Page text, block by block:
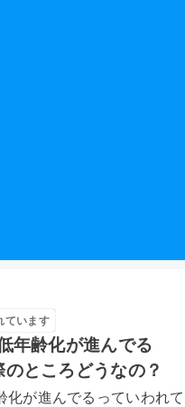
ています
年齢化が進んでる
ところどうなの？